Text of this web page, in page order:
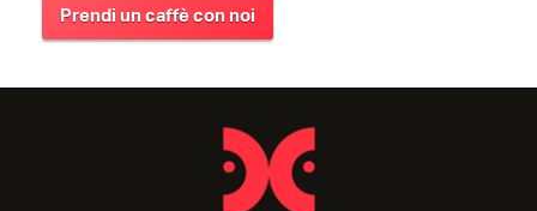
Prendi un caffè con noi